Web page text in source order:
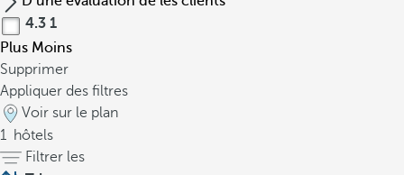
4.3 1
Plus Moins
Supprimer
Appliquer des filtres
Voir sur le plan
1 hôtels
Filtrer les